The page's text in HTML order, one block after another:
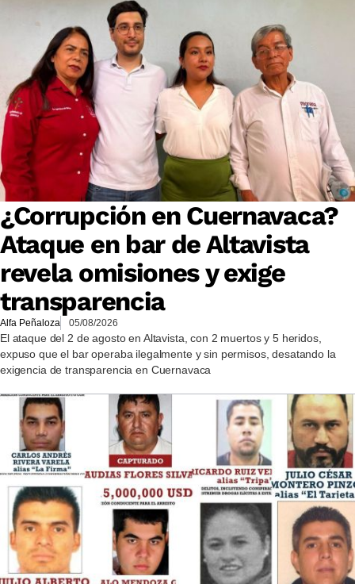
¿Corrupción en Cuernavaca?
Ataque en bar de Altavista
revela omisiones y exige
transparencia
Alfa Peñaloza 05/08/2026
El ataque del 2 de agosto en Altavista, con 2 muertos y 5 heridos,
expuso que el bar operaba ilegalmente y sin permisos, desatando la
exigencia de transparencia en Cuernavaca